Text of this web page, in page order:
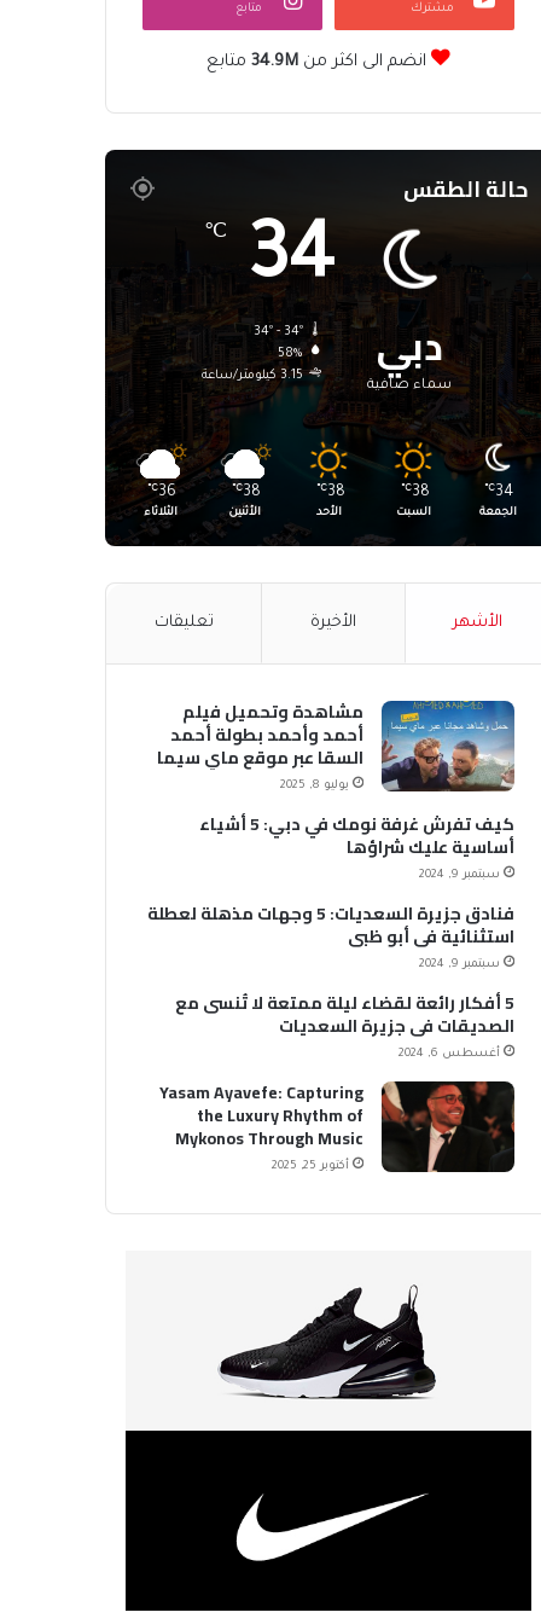
مشترك متابع
انضم الى اكثر من34.9M متابع
حالة الطقس
دبي
سماء صافية
34
℃
34º - 34º
58%
3.15 كيلومتر/ساعة
34
℃
الجمعة
38
℃
السبت
38
℃
الأحد
38
℃
الأثنين
36
℃
الثلاثاء
الأشهر الأخيرة تعليقات
مشاهدة وتحميل فيلم
أحمد وأحمد بطولة أحمد
السقا عبر موقع ماي سيما
MyCima (وي سيما WeCima)
يوليو 8, 2025
كيف تفرش غرفة نومك في دبي: 5 أشياء
أساسية عليك شراؤها
سبتمبر 9, 2024
فنادق جزيرة السعديات: 5 وجهات مذهلة لعطلة
استثنائية في أبو ظبي
سبتمبر 9, 2024
5 أفكار رائعة لقضاء ليلة ممتعة لا تُنسى مع
الصديقات في جزيرة السعديات
أغسطس 6, 2024
Yasam Ayavefe: Capturing
the Luxury Rhythm of
Mykonos Through Music
أكتوبر 25, 2025